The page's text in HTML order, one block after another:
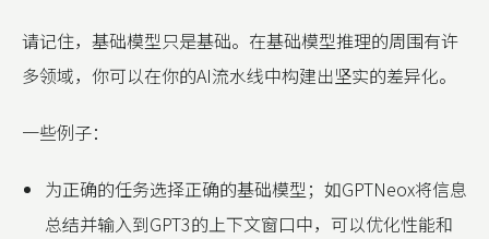
请记住，基础模型只是基础。在基础模型推理的周围有许
多领域，你可以在你的AI流水线中构建出坚实的差异化。
一些例子：
为正确的任务选择正确的基础模型；如GPTNeox将信息
总结并输入到GPT3的上下文窗口中，可以优化性能和